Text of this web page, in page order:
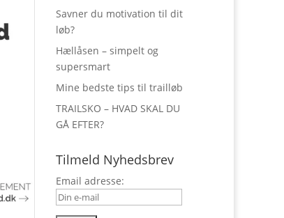
Savner du motivation til dit
løb?
Hællåsen – simpelt og
supersmart
Mine bedste tips til trailløb
TRAILSKO – HVAD SKAL DU
GÅ EFTER?
Tilmeld Nyhedsbrev
Email adresse: